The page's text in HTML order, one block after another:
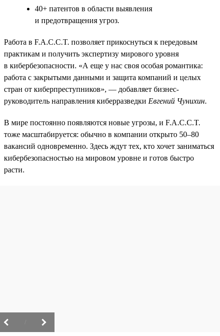
40+ патентов в области выявления
и предотвращения угроз.
Работа в F.A.C.C.T. позволяет прикоснуться к передовым
практикам и получить экспертизу мирового уровня
в кибербезопасности. «А еще у нас своя особая романтика:
работа с закрытыми данными и защита компаний и целых
стран от киберпреступников», — добавляет бизнес-
руководитель направления киберразведки Евгений Чунихин.
В мире постоянно появляются новые угрозы, и F.A.C.C.T.
тоже масштабируется: обычно в компании открыто 50–80
вакансий одновременно. Здесь ждут тех, кто хочет заниматься
кибербезопасностью на мировом уровне и готов быстро
расти.